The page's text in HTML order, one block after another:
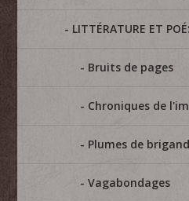
LITTÉRATURE ET
Bruits de pages
Chroniques de
Plumes de
Vagabondages